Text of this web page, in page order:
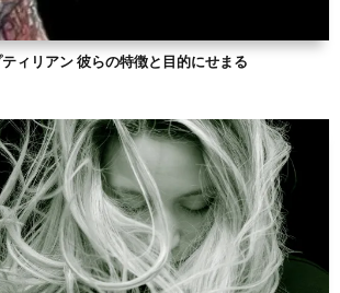
ィリアン 彼らの特徴と目的にせまる